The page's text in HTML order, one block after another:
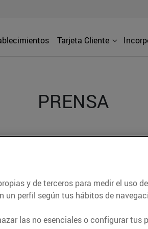
Tarjeta Cliente
PRENSA
Bonpreu y Esclat a
y de terceros para medir el uso
un perfil según tus hábitos de
las no esenciales o configurar tus